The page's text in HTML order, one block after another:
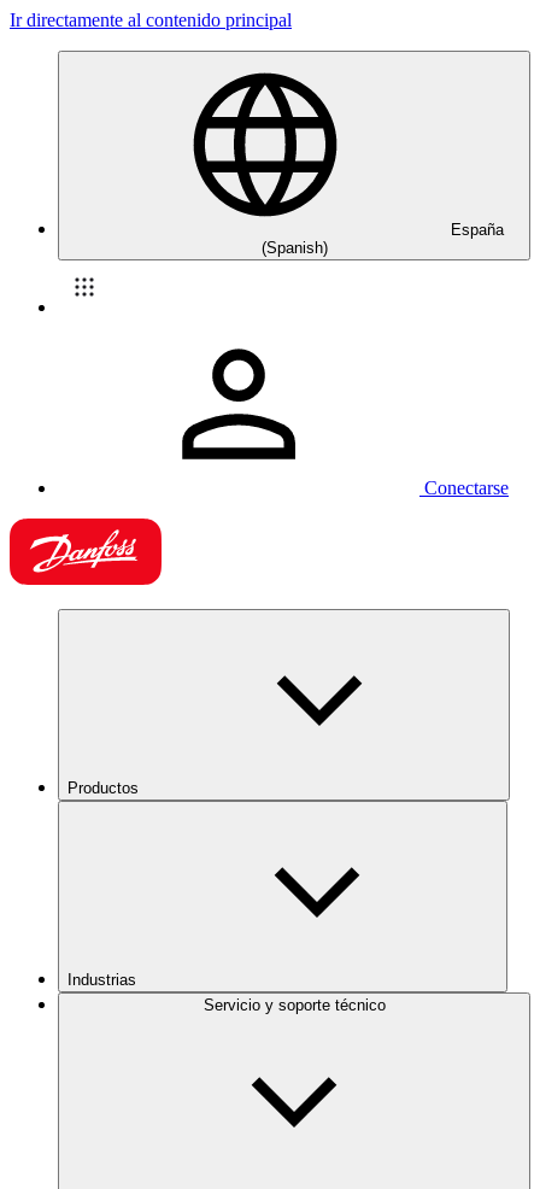
Ir directamente al contenido principal
España
(Spanish)
Conectarse
Productos
Industrias
Servicio y soporte técnico